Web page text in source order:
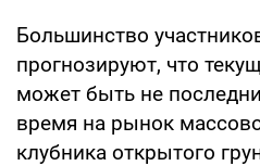
Большинство
прогнозируют, что
может быть не
время на рынок
клубника открытого